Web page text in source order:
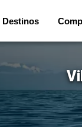
Destinos